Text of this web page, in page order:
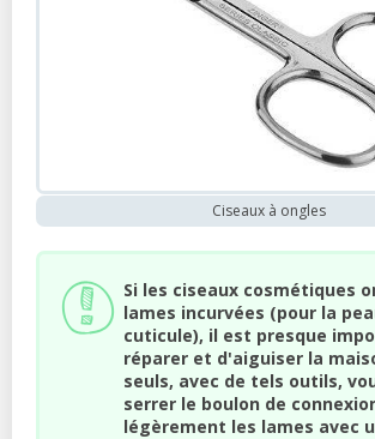
Ciseaux à ongles
Si les ciseaux cosmétiques
lames incurvées (pour la
cuticule), il est presque
réparer et d'aiguiser la
seuls, avec de tels outils,
serrer le boulon de
légèrement les lames avec